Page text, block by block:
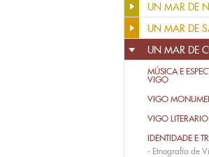
UN MAR DE
UN MAR DE
UN MAR DE
MÚSICA E
VIGO
VIGO
VIGO LITERARIO
IDENTIDADE E
- Etnografía de